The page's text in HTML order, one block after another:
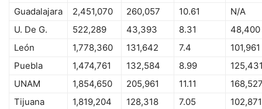
Guadalajara
2,451,070 260,057 10.61
N/A
U. De G.
522,289 43,393 8.31
48,400
León
1,778,360 131,642 7.4
101,961
Puebla
1,474,761 132,584 8.99
UNAM
1,854,650 205,961 11.11
Tijuana
1,819,204 128,318 7.05
102,871